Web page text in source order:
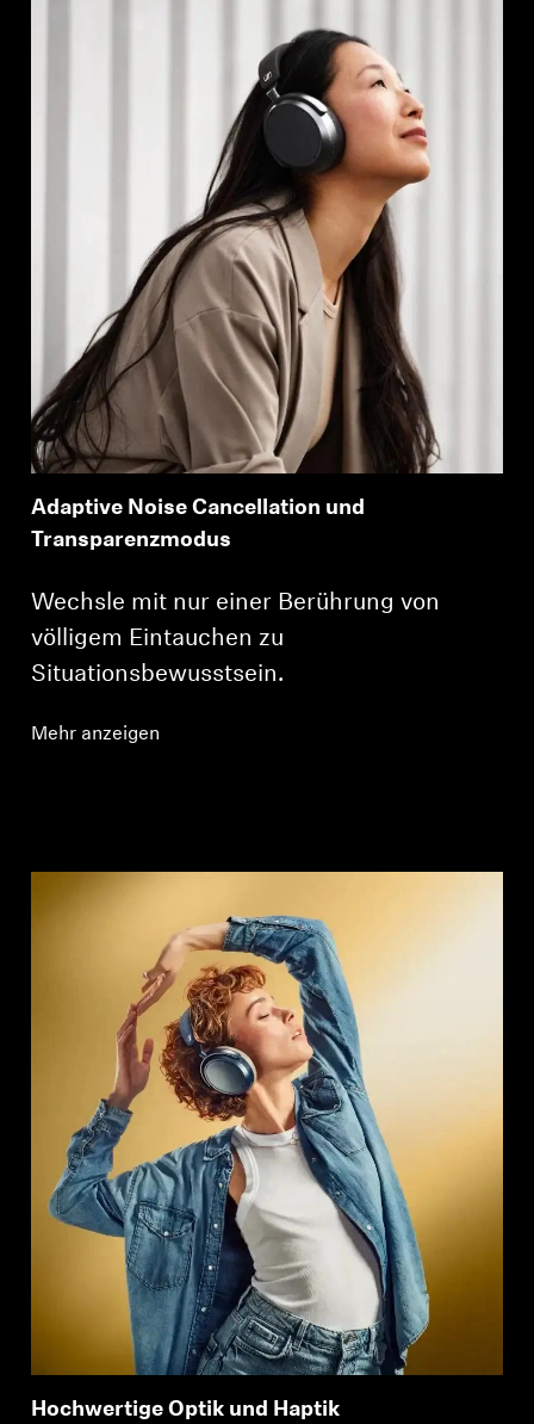
Adaptive Noise Cancellation und
Transparenzmodus
Wechsle mit nur einer Berührung von
völligem Eintauchen zu
Situationsbewusstsein.
Mehr anzeigen
Hochwertige Optik und Haptik